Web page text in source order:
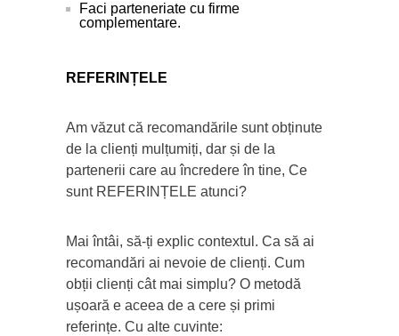
Faci parteneriate cu firme
complementare.
REFERINȚELE
Am văzut că recomandările sunt obținute
de la clienți mulțumiți, dar și de la
partenerii care au încredere în tine, Ce
sunt REFERINȚELE atunci?
Mai întâi, să-ți explic contextul. Ca să ai
recomandări ai nevoie de clienți. Cum
obții clienți cât mai simplu? O metodă
ușoară e aceea de a cere și primi
referințe. Cu alte cuvinte: